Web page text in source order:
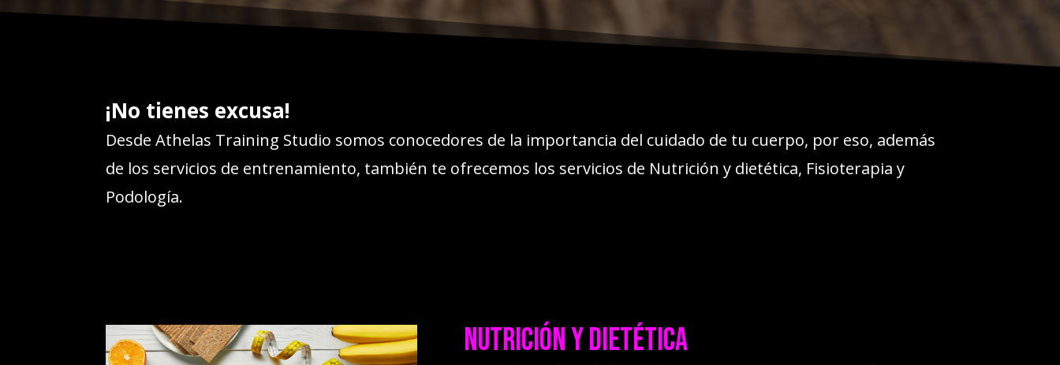
¡No tienes excusa!
Desde Athelas Training Studio somos conocedores de la importancia del cuidado de tu cuerpo, por eso, además
de los servicios de entrenamiento, también te ofrecemos los servicios de Nutrición y dietética, Fisioterapia y
Podología.
Nutrición y dietética